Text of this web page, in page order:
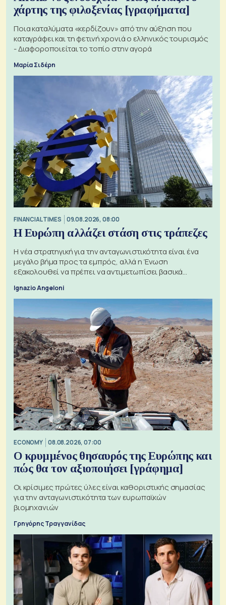
χάρτης της φιλοξενίας [γραφήματα]
Ποια καταλύματα «κερδίζουν» από την αύξηση που
καταγράφει και τη φετινή χρονιά ο ελληνικός τουρισμός
- Διαφοροποιείται το τοπίο στην αγορά
Μαρία Σιδέρη
FINANCIAL TIMES 09.08.2026, 08:00
Η Ευρώπη αλλάζει στάση στις τράπεζες
Η νέα στρατηγική για την ανταγωνιστικότητα είναι ένα
μεγάλο βήμα προς τα εμπρός, αλλά η Ένωση
εξακολουθεί να πρέπει να αντιμετωπίσει βασικά
Ignazio Angeloni
ECONOMY 08.08.2026, 07:00
Ο κρυμμένος θησαυρός της Ευρώπης και
πώς θα τον αξιοποιήσει [γράφημα]
Οι κρίσιμες πρώτες ύλες είναι καθοριστικής σημασίας
για την ανταγωνιστικότητα των ευρωπαϊκών
βιομηχανιών
Γρηγόρης Τραγγανίδας